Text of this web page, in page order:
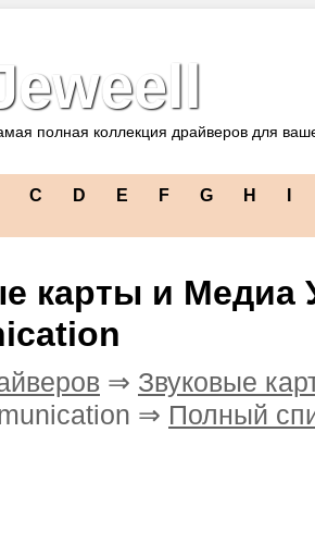
полная коллекция драйверов для
C D E F G H
карты и Медиа
⇒ Звуковые
⇒ Полный